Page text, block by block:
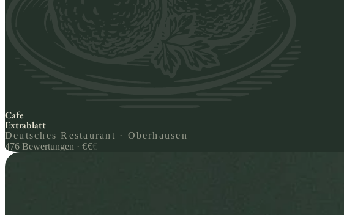
Cafe
Extrablatt
Deutsches Restaurant · Oberhausen
476 Bewertungen · €€€